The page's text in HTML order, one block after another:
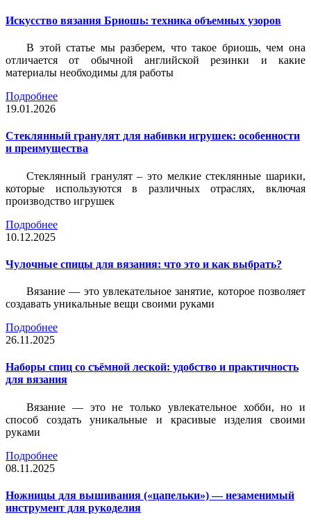
Искусство вязания Бриошь: техника объемных узоров
В этой статье мы разберем, что такое бриошь, чем она
отличается от обычной английской резинки и какие
материалы необходимы для работы
Подробнее
19.01.2026
Стеклянный гранулят для набивки игрушек: особенности
и преимущества
Стеклянный гранулят – это мелкие стеклянные шарики,
которые используются в различных отраслях, включая
производство игрушек
Подробнее
10.12.2025
Чулочные спицы для вязания: что это и как выбрать?
Вязание — это увлекательное занятие, которое позволяет
создавать уникальные вещи своими руками
Подробнее
26.11.2025
Наборы спиц со съёмной леской: удобство и практичность
для вязания
Вязание — это не только увлекательное хобби, но и
способ создать уникальные и красивые изделия своими
руками
Подробнее
08.11.2025
Ножницы для вышивания («цапельки») — незаменимый
инструмент для рукоделия